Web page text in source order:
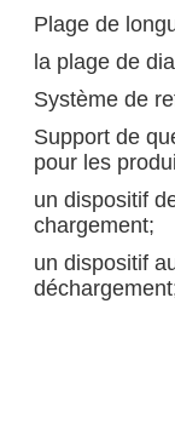
Plage de
la plage de
Système de
Support de
pour les
un dispositif
chargement;
un dispositif